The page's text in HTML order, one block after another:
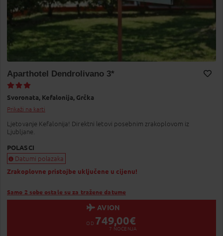
Aparthotel Dendrolivano 3*
Svoronata, Kefalonija, Grčka
Prikaži na karti
Ljetovanje Kefalonija! Direktni letovi posebnim zrakoplovom iz
Ljubljane.
POLASCI
Datumi polazaka
Zrakoplovne pristojbe uključene u cijenu!
Samo 2 sobe ostale su za tražene datume
AVION
OD 749,00€
7 NOĆENJA